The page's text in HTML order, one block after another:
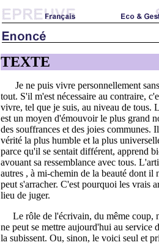
TEXTE
Je ne puis vivre personnellement
tout. S'il m'est nécessaire au contraire,
vivre, tel que je suis, au niveau de tous.
est un moyen d'émouvoir le plus grand
des souffrances et des joies communes.
vérité la plus humble et la plus
parce qu'il se sentait différent, apprend
avouant sa ressemblance avec tous.
autres , à mi-chemin de la beauté dont il
peut s'arracher. C'est pourquoi les vrais
lieu de juger.
Le rôle de l'écrivain, du même coup,
ne peut se mettre aujourd'hui au
la subissent. Ou, sinon, le voici seul et